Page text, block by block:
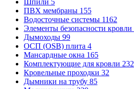
ПВХ мембраны 155
Водосточные системы 1162
Элементы безопасности кровли
Дымоходы 99
ОСП (OSB) плита 4
Мансардные окна 165
Комплектующие для кровли 232
Кровельные проходки 32
Дымники на трубу 85